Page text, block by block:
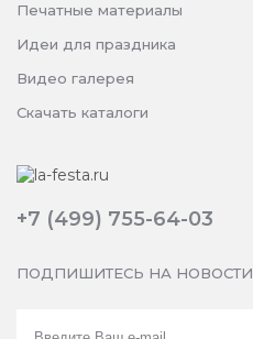
+7 (499) 755-64-03
ПОДПИШИТЕСЬ НА НОВОСТИ
Печатные материалы
Идеи для праздника
Видео галерея
Скачать каталоги